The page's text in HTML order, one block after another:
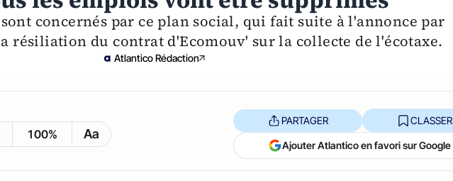
concernés par ce plan social, qui fait suite à l'annonce par
résiliation du contrat d'Ecomouv' sur la collecte de l'écotaxe.
Atlantico Rédaction
100% Aa
PARTAGER CLASSER
Ajouter Atlantico en favori sur Google